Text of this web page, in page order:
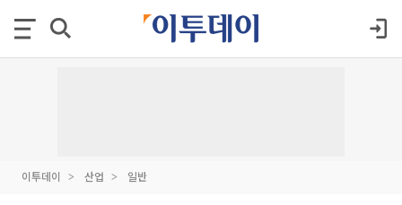
이투데이 산업 일반